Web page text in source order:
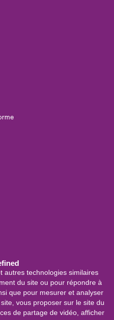
autres technologies similaires
du site ou pour répondre à
que pour mesurer et analyser
vous proposer sur le site du
de partage de vidéo, afficher